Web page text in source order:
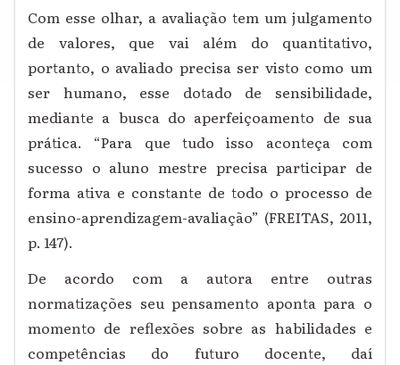
Com esse olhar, a avaliação tem um julgamento
de valores, que vai além do quantitativo,
portanto, o avaliado precisa ser visto como um
ser humano, esse dotado de sensibilidade,
mediante a busca do aperfeiçoamento de sua
prática. “Para que tudo isso aconteça com
sucesso o aluno mestre precisa participar de
forma ativa e constante de todo o processo de
ensino-aprendizagem-avaliação” (FREITAS, 2011,
p. 147).
De acordo com a autora entre outras
normatizações seu pensamento aponta para o
momento de reflexões sobre as habilidades e
competências do futuro docente, daí